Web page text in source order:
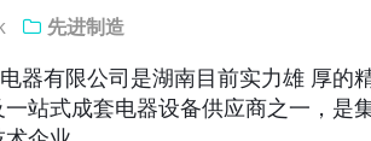
先进制造
器有限公司是湖南目前实力雄 厚的
站式成套电器设备供应商之一，是